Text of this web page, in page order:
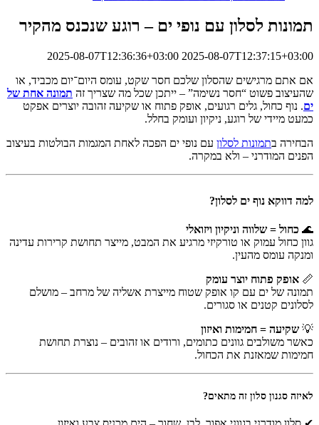
תמונות לסלון עם נופי ים – רוגע שנכנס מהקיר
2025-08-07T12:36:36+03:00 2025-08-07T12:37:15+03:00
אם אתם מרגישים שהסלון שלכם חסר שקט, עומס היום־יום מכביד, או
שהעיצוב פשוט “חסר נשימה” – ייתכן שכל מה שצריך זה תמונה אחת של
ים. נוף כחול, גלים רגועים, אופק פתוח או שקיעה זהובה יוצרים אפקט
כמעט מיידי של רוגע, ניקיון ועומק בחלל.
הבחירה בתמונות לסלון עם נופי ים הפכה לאחת המגמות הבולטות בעיצוב
הפנים המודרני – ולא במקרה.
למה דווקא נוף ים לסלון?
🌊 כחול = שלווה וניקיון ויזואלי
גוון כחול עמוק או טורקיזי מרגיע את המבט, מייצר תחושת קרירות עדינה
ומנקה עומס מהעין.
📏 אופק פתוח יוצר עומק
תמונה של ים עם קו אופק שטוח מייצרת אשליה של מרחב – מושלם
לסלונים קטנים או סגורים.
💡 שקיעה = חמימות ואיזון
כאשר משולבים גוונים כתומים, ורודים או זהובים – נוצרת תחושת
חמימות שמאזנת את הכחול.
לאיזה סגנון סלון זה מתאים?